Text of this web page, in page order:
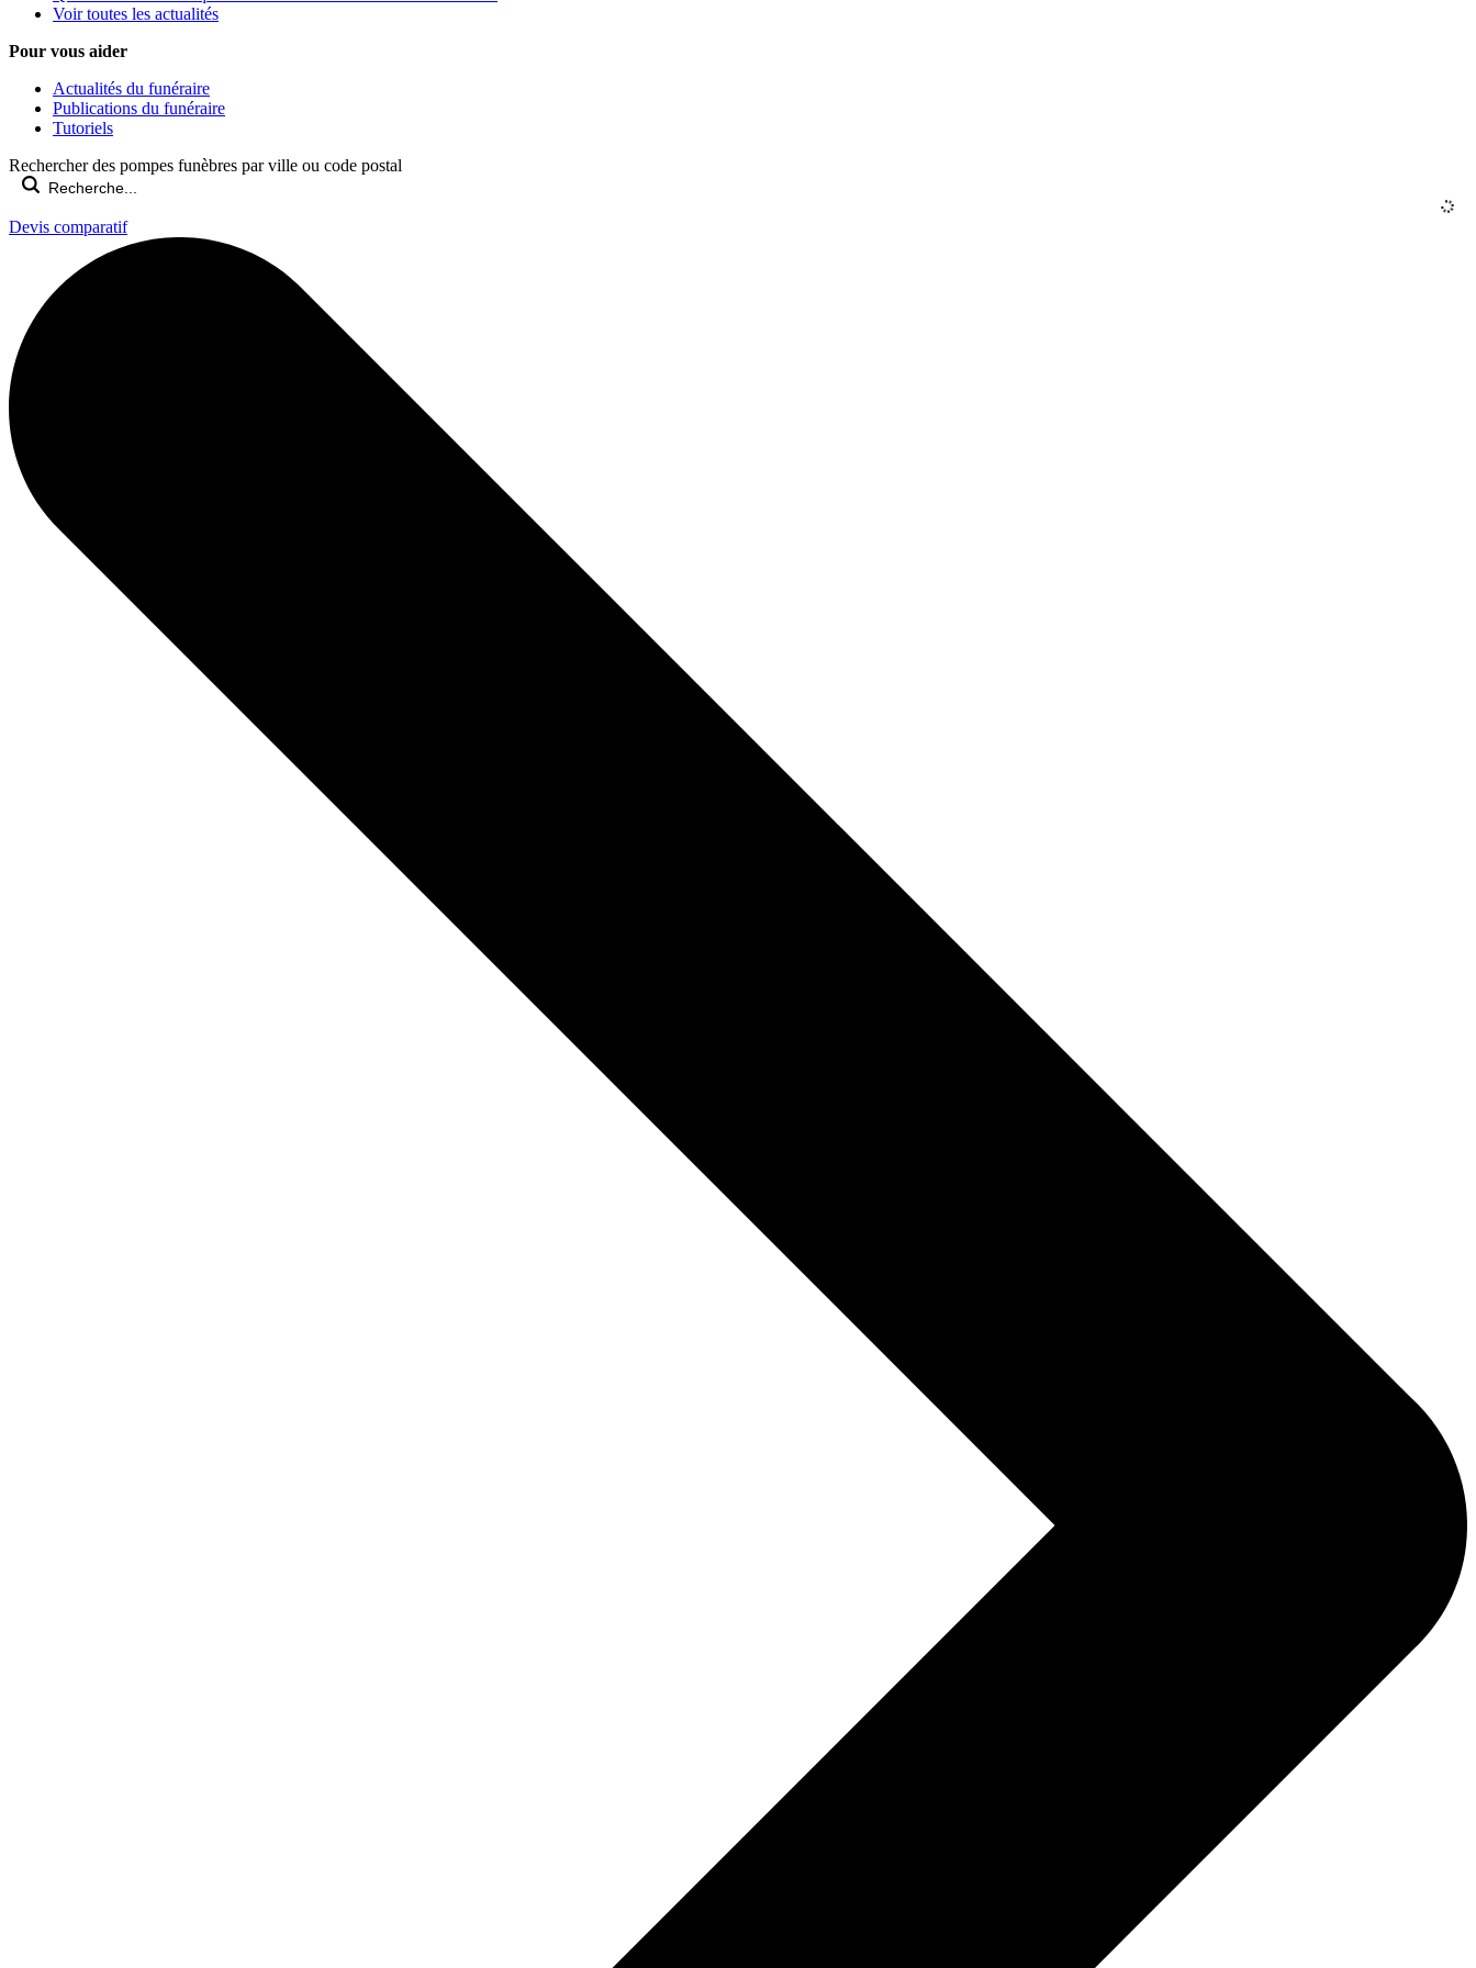
Voir toutes les actualités
Pour vous aider
Actualités du funéraire
Publications du funéraire
Tutoriels
Rechercher des pompes funèbres par ville ou code postal
Devis comparatif